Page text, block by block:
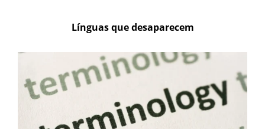
Línguas que desaparecem